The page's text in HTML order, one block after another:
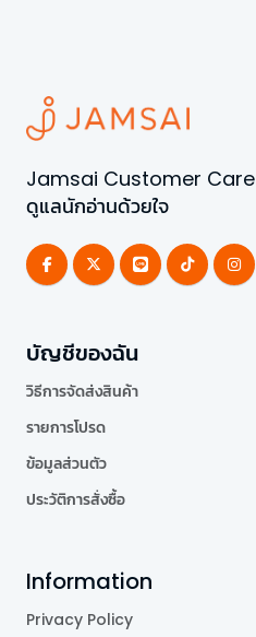
Jamsai Customer Care
ดูแลนักอ่านด้วยใจ
บัญชีของฉัน
วิธีการจัดส่งสินค้า
รายการโปรด
ข้อมูลส่วนตัว
ประวัติการสั่งซื้อ
Information
Privacy Policy